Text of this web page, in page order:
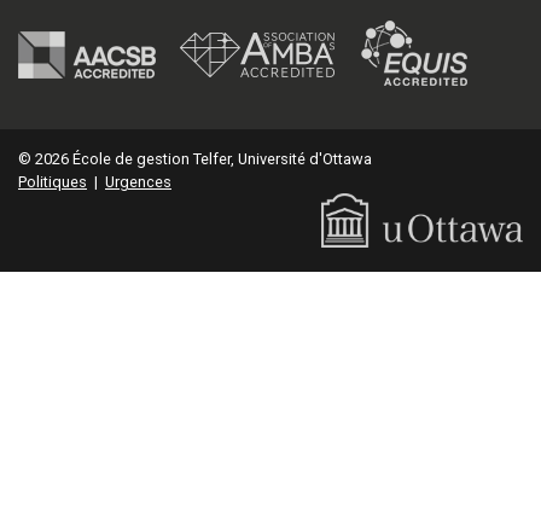
© 2026 École de gestion Telfer, Université d'Ottawa
Politiques | Urgences